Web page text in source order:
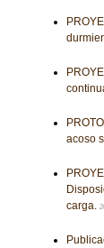
acoso
carga.